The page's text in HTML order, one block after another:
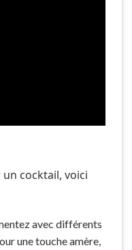
cocktail, voici
avec différents
une touche amère,